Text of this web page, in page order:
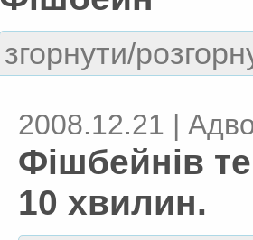
згорнути/
2008.12.21 |
Фішбейнів
10 хвилин.